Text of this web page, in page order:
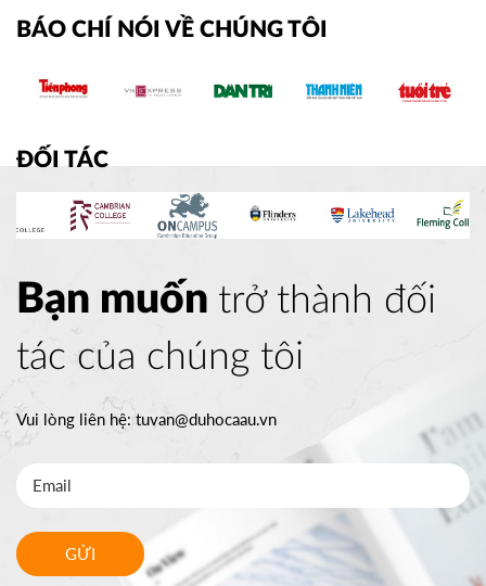
BÁO CHÍ NÓI VỀ CHÚNG TÔI
ĐỐI TÁC
Bạn muốn trở thành đối
tác của chúng tôi
Vui lòng liên hệ:tuvan@duhocaau.vn
GỬI